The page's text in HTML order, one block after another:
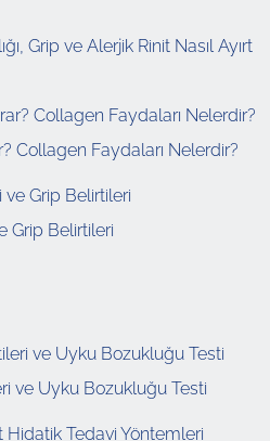
Grip ve Alerjik Rinit Nasıl Ayırt
Collagen Faydaları Nelerdir?
Grip Belirtileri
ve Uyku Bozukluğu Testi